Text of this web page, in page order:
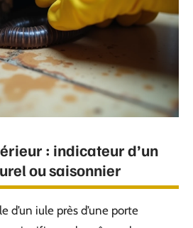
: indicateur d’un
ou saisonnier
d’un iule près d’une porte